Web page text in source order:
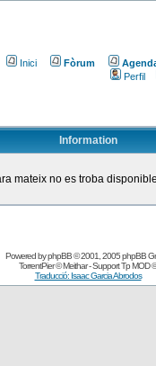
Inici Fòrum
Perfil
Information
mateix no es troba
Powered byphpBB© 2001, 2005 phpBB
TorrentPier© Meithar - SupportTp MOD©
Traducció: Isaac Garcia Abrodos